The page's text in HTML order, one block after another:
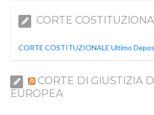
CORTE
CORTE COSTITUZIONALE Ultimo
CORTE DI GIUSTIZIA
EUROPEA